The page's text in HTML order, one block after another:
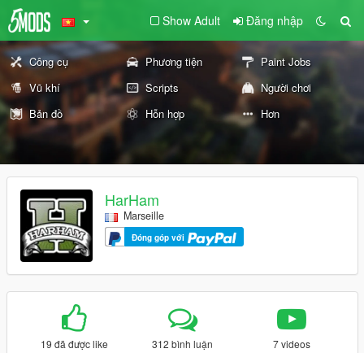
Show Adult Đăng nhập
Công cụ Phương tiện
Paint Jobs
Vũ khí
Scripts
Người chơi
Bản đồ
Hỗn hợp Hơn
HarHam
Marseille
Đóng góp với
19 đã được like 312 bình luận 7 videos